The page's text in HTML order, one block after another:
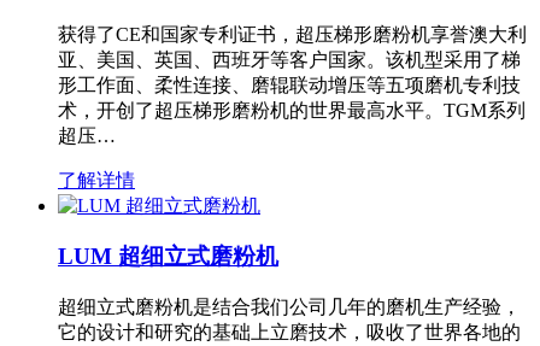
获得了CE和国家专利证书，超压梯形磨粉机享誉澳大利
亚、美国、英国、西班牙等客户国家。该机型采用了梯
形工作面、柔性连接、磨辊联动增压等五项磨机专利技
术，开创了超压梯形磨粉机的世界最高水平。TGM系列
超压…
了解详情
LUM 超细立式磨粉机
超细立式磨粉机是结合我们公司几年的磨机生产经验，
它的设计和研究的基础上立磨技术，吸收了世界各地的